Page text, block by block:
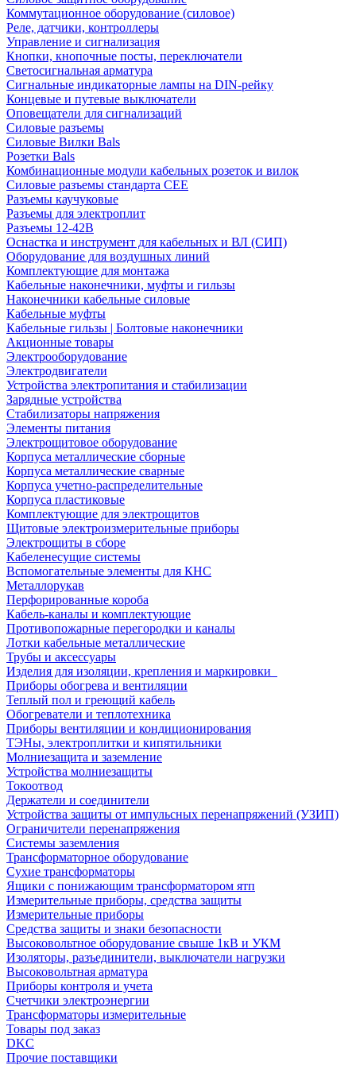
Коммутационное оборудование (силовое)
Реле, датчики, контроллеры
Управление и сигнализация
Кнопки, кнопочные посты, переключатели
Светосигнальная арматура
Сигнальные индикаторные лампы на DIN-рейку
Концевые и путевые выключатели
Оповещатели для сигнализаций
Силовые разъемы
Силовые Вилки Bals
Розетки Bals
Комбинационные модули кабельных розеток и вилок
Силовые разъемы стандарта CEE
Разъемы каучуковые
Разъемы для электроплит
Разъемы 12-42В
Оснастка и инструмент для кабельных и ВЛ (СИП)
Оборудование для воздушных линий
Комплектующие для монтажа
Кабельные наконечники, муфты и гильзы
Наконечники кабельные силовые
Кабельные муфты
Кабельные гильзы | Болтовые наконечники
Акционные товары
Электрооборудование
Электродвигатели
Устройства электропитания и стабилизации
Зарядные устройства
Стабилизаторы напряжения
Элементы питания
Электрощитовое оборудование
Корпуса металлические сборные
Корпуса металлические сварные
Корпуса учетно-распределительные
Корпуса пластиковые
Комплектующие для электрощитов
Щитовые электроизмерительные приборы
Электрощиты в сборе
Кабеленесущие системы
Вспомогательные элементы для КНС
Металлорукав
Перфорированные короба
Кабель-каналы и комплектующие
Противопожарные перегородки и каналы
Лотки кабельные металлические
Трубы и аксессуары
Изделия для изоляции, крепления и маркировки
Приборы обогрева и вентиляции
Теплый пол и греющий кабель
Обогреватели и теплотехника
Приборы вентиляции и кондиционирования
ТЭНы, электроплитки и кипятильники
Молниезащита и заземление
Устройства молниезащиты
Токоотвод
Держатели и соединители
Устройства защиты от импульсных перенапряжений (УЗИП)
Ограничители перенапряжения
Системы заземления
Трансформаторное оборудование
Сухие трансформаторы
Ящики с понижающим трансформатором ятп
Измерительные приборы, средства защиты
Измерительные приборы
Средства защиты и знаки безопасности
Высоковольтное оборудование свыше 1кВ и УКМ
Изоляторы, разъединители, выключатели нагрузки
Высоковольтная арматура
Приборы контроля и учета
Счетчики электроэнергии
Трансформаторы измерительные
Товары под заказ
DKC
Прочие поставщики